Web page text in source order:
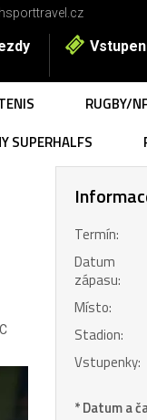
RUGBY/
SUPERHALFS
Termín:
Datum
zápasu:
Místo:
Stadion:
Vstupenky:
* Datum a